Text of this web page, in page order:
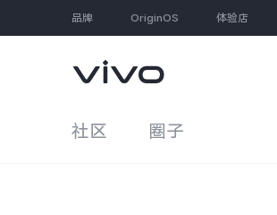
品牌 OriginOS 体验店
社区 圈子